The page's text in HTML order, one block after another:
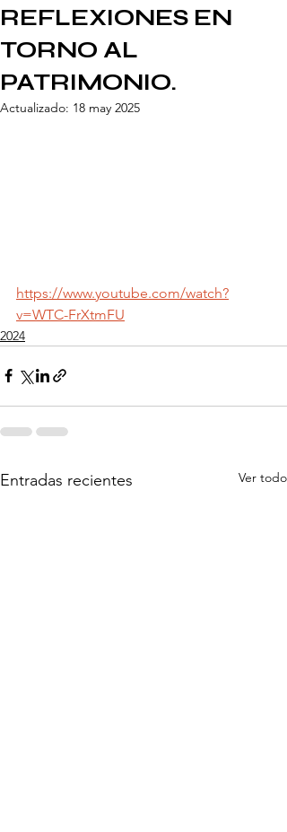
REFLEXIONES EN
TORNO AL
PATRIMONIO.
Actualizado: 18 may 2025
https://www.youtube.com/watch?
v=WTC-FrXtmFU
2024
Entradas recientes Ver todo